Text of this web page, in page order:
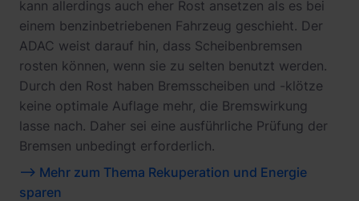
kann allerdings auch eher Rost ansetzen als es bei
einem benzinbetriebenen Fahrzeug geschieht. Der
ADAC weist darauf hin, dass Scheibenbremsen
rosten können, wenn sie zu selten benutzt werden.
Durch den Rost haben Bremsscheiben und -klötze
keine optimale Auflage mehr, die Bremswirkung
lasse nach. Daher sei eine ausführliche Prüfung der
Bremsen unbedingt erforderlich.
--> Mehr zum Thema Rekuperation und Energie
sparen